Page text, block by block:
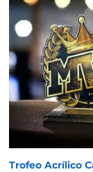
Trofeo Acrílico